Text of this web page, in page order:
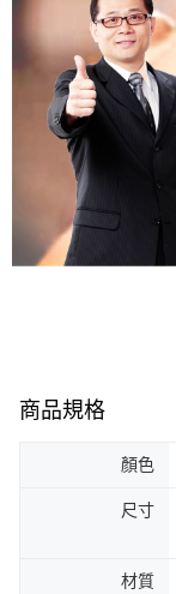
商品規格
顏色
尺寸
材質